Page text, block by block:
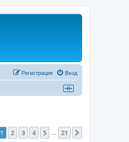
Вход
Регистрация
1 2 3 4 5 … 21